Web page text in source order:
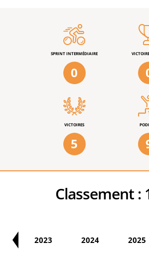
SPRINT INTERMÉDIAIRE
0
VICTOIRES
5
Classement :
2023 2024 2025